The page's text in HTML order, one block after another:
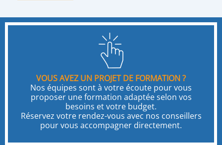
VOUS AVEZ UN PROJET DE FORMATION ?
Nos équipes sont à votre écoute pour vous
proposer une formation adaptée selon vos
besoins et votre budget.
Réservez votre rendez-vous avec nos conseillers
pour vous accompagner directement.